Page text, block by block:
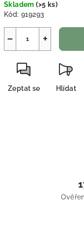
Skladem(>5 ks)
Kód: 919293
+
−
Zeptat se Hlídat